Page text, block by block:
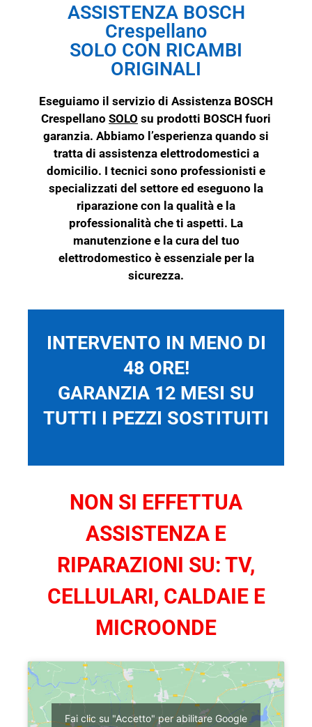
ASSISTENZA BOSCH
Crespellano
SOLO CON RICAMBI
ORIGINALI
Eseguiamo il servizio di Assistenza BOSCH
Crespellano SOLO su prodotti BOSCH fuori
garanzia. Abbiamo l’esperienza quando si
tratta di assistenza elettrodomestici a
domicilio. I tecnici sono professionisti e
specializzati del settore ed eseguono la
riparazione con la qualità e la
professionalità che ti aspetti. La
manutenzione e la cura del tuo
elettrodomestico è essenziale per la
sicurezza.
INTERVENTO IN MENO DI
48 ORE!
GARANZIA 12 MESI SU
TUTTI I PEZZI SOSTITUITI
NON SI EFFETTUA
ASSISTENZA E
RIPARAZIONI SU: TV,
CELLULARI, CALDAIE E
MICROONDE
Fai clic su "Accetto" per abilitare Google